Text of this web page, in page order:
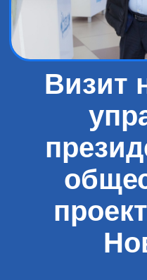
Визит